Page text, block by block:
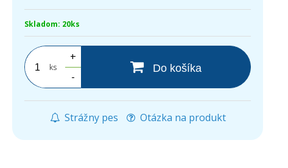
Skladom: 20ks
ks
+
-
Do košíka
Strážny pes Otázka na produkt